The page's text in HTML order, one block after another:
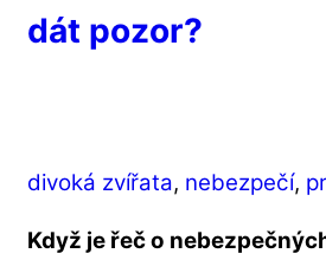
dát pozor?
divoká zvířata, nebezpečí,
Když je řeč o